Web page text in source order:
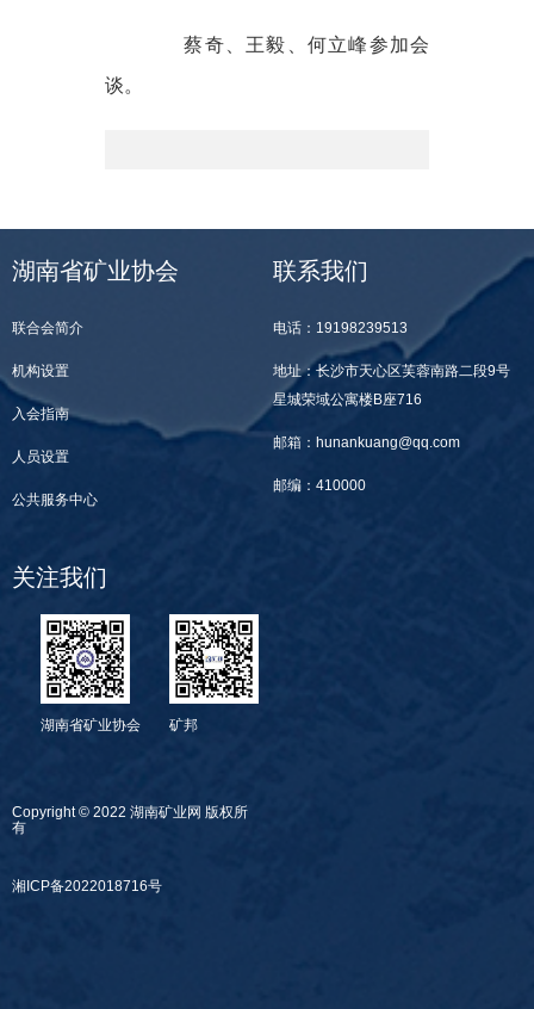
蔡奇、王毅、何立峰参加会
谈。
湖南省矿业协会
联合会简介
机构设置
入会指南
人员设置
公共服务中心
联系我们
电话：19198239513
地址：长沙市天心区芙蓉南路二段9号
星城荣域公寓楼B座716
邮箱：hunankuang@qq.com
邮编：410000
关注我们
湖南省矿业协会 矿邦
Copyright © 2022 湖南矿业网 版权所
有
湘ICP备2022018716号